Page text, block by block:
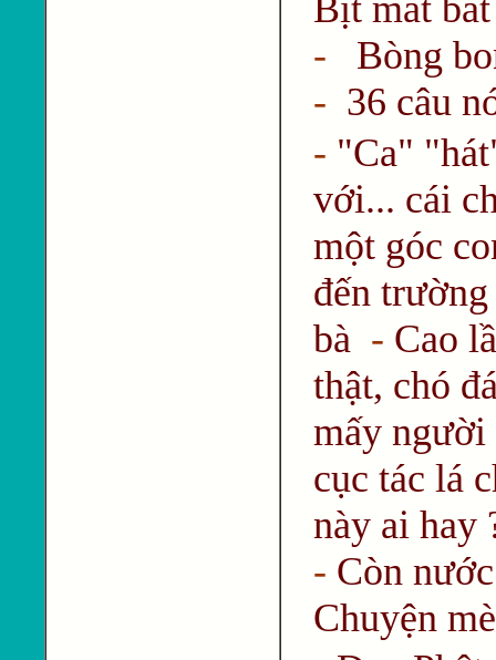
Bịt mắt
- Bòng
- 36 câu
- "Ca"
với... cái
một góc
đến trường
bà - Cao
thật, chó
mấy người
cục tác lá
này ai hay
- Còn
Chuyện